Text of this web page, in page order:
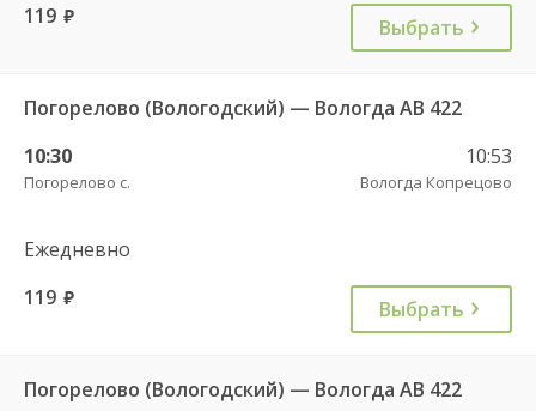
119 руб. Выбрать
Погорелово (Вологодский) — Вологда АВ 422
10:30
Погорелово с.
10:53
Вологда Копрецово
Ежедневно
119 руб. Выбрать
Погорелово (Вологодский) — Вологда АВ 422